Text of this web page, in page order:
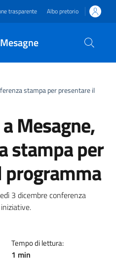
trasparente Albo pretorio
stampa per presentare il
Mesagne,
stampa per
3 dicembre conferenza
Tempo di lettura:
1 min